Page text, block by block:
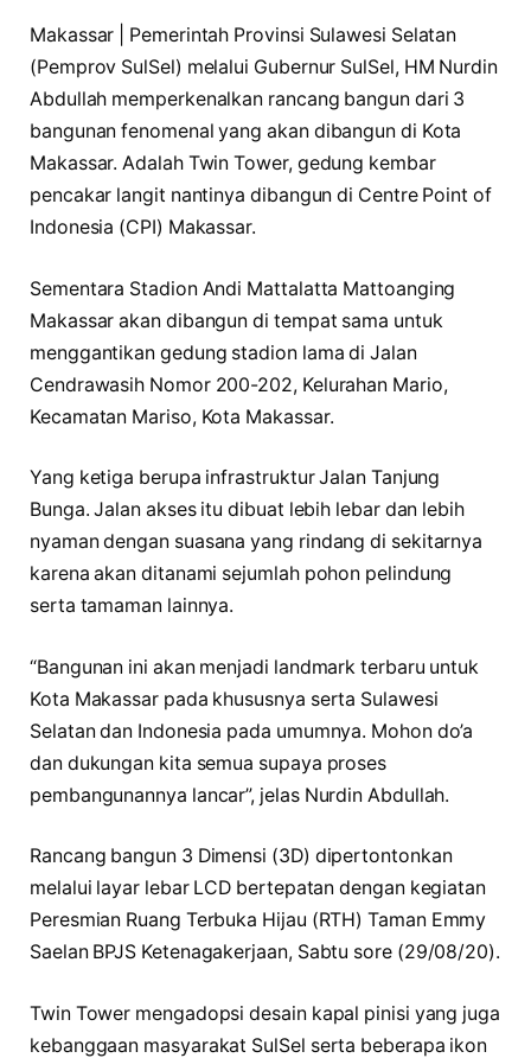
Makassar | Pemerintah Provinsi Sulawesi Selatan
(Pemprov SulSel) melalui Gubernur SulSel, HM Nurdin
Abdullah memperkenalkan rancang bangun dari 3
bangunan fenomenal yang akan dibangun di Kota
Makassar. Adalah Twin Tower, gedung kembar
pencakar langit nantinya dibangun di Centre Point of
Indonesia (CPI) Makassar.
Sementara Stadion Andi Mattalatta Mattoanging
Makassar akan dibangun di tempat sama untuk
menggantikan gedung stadion lama di Jalan
Cendrawasih Nomor 200-202, Kelurahan Mario,
Kecamatan Mariso, Kota Makassar.
Yang ketiga berupa infrastruktur Jalan Tanjung
Bunga. Jalan akses itu dibuat lebih lebar dan lebih
nyaman dengan suasana yang rindang di sekitarnya
karena akan ditanami sejumlah pohon pelindung
serta tamaman lainnya.
“Bangunan ini akan menjadi landmark terbaru untuk
Kota Makassar pada khususnya serta Sulawesi
Selatan dan Indonesia pada umumnya. Mohon do’a
dan dukungan kita semua supaya proses
pembangunannya lancar”, jelas Nurdin Abdullah.
Rancang bangun 3 Dimensi (3D) dipertontonkan
melalui layar lebar LCD bertepatan dengan kegiatan
Peresmian Ruang Terbuka Hijau (RTH) Taman Emmy
Saelan BPJS Ketenagakerjaan, Sabtu sore (29/08/20).
Twin Tower mengadopsi desain kapal pinisi yang juga
kebanggaan masyarakat SulSel serta beberapa ikon